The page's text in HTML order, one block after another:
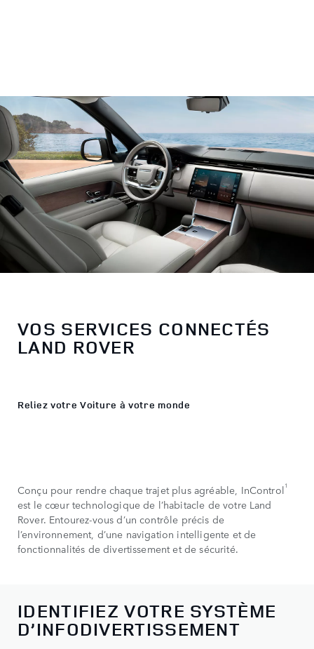
VOS SERVICES CONNECTÉS
LAND ROVER
Reliez votre Voiture à votre monde
Conçu pour rendre chaque trajet plus agréable, InControl1
est le cœur technologique de l’habitacle de votre Land
Rover. Entourez-vous d’un contrôle précis de
l’environnement, d’une navigation intelligente et de
fonctionnalités de divertissement et de sécurité.
IDENTIFIEZ VOTRE SYSTÈME
D’INFODIVERTISSEMENT